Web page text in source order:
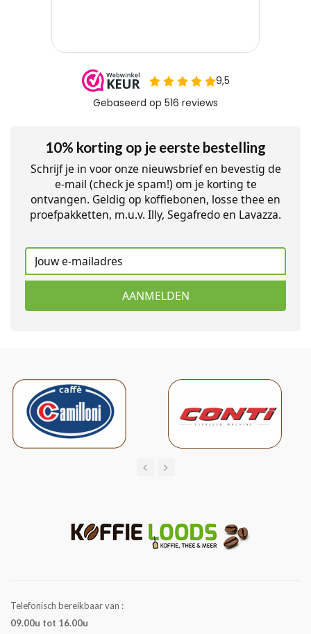
10% korting op je eerste bestelling
Schrijf je in voor onze nieuwsbrief en bevestig de
e-mail (check je spam!) om je korting te
ontvangen. Geldig op koffiebonen, losse thee en
proefpakketten, m.u.v. Illy, Segafredo en Lavazza.
AANMELDEN
Telefonisch bereikbaar van :
09.00u tot 16.00u